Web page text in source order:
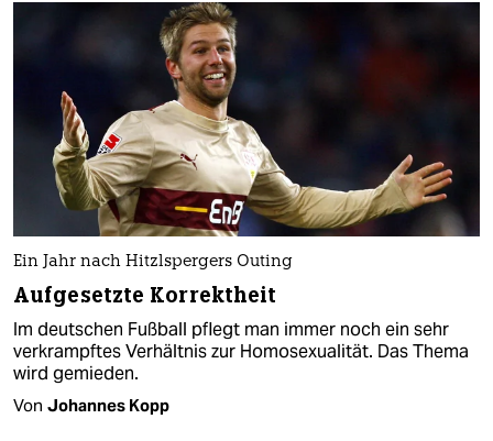
Ein Jahr nach Hitzlspergers Outing
Aufgesetzte Korrektheit
Im deutschen Fußball pflegt man immer noch ein sehr
verkrampftes Verhältnis zur Homosexualität. Das Thema
wird gemieden.
Von Johannes Kopp